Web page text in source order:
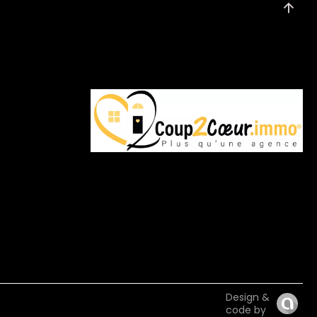
Design &
code by